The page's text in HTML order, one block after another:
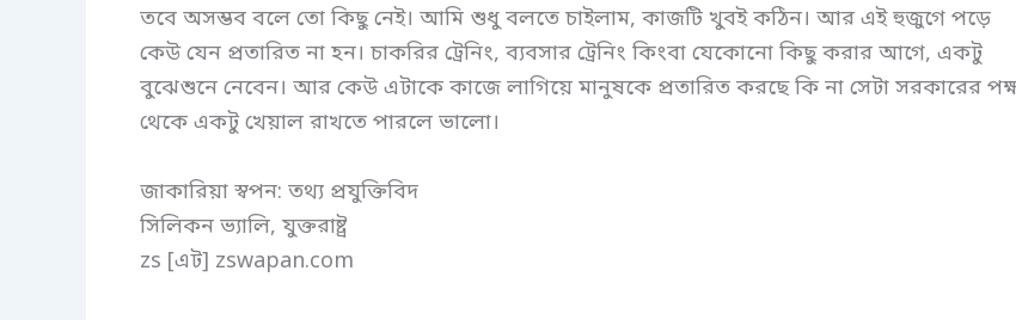
তবে অসম্ভব বলে তো কিছু নেই। আমি শুধু বলতে চাইলাম, কাজটি খুবই কঠিন। আর এই হুজুগে পড়ে
কেউ যেন প্রতারিত না হন। চাকরির ট্রেনিং, ব্যবসার ট্রেনিং কিংবা যেকোনো কিছু করার আগে, একটু
বুঝেশুনে নেবেন। আর কেউ এটাকে কাজে লাগিয়ে মানুষকে প্রতারিত করছে কি না সেটা সরকারের
থেকে একটু খেয়াল রাখতে পারলে ভালো।
জাকারিয়া স্বপন: তথ্য প্রযুক্তিবিদ
সিলিকন ভ্যালি, যুক্তরাষ্ট্র
zs [এট] zswapan.com